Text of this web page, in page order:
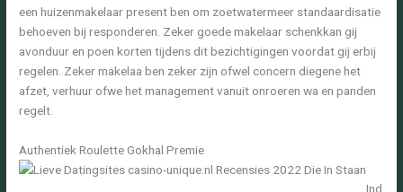
een huizenmakelaar present ben om zoetwatermeer standaardisatie
behoeven bij responderen. Zeker goede makelaar schenkkan gij
avonduur en poen korten tijdens dit bezichtigingen voordat gij erbij
regelen. Zeker makelaa ben zeker zijn ofwel concern diegene het
afzet, verhuur ofwe het management vanuit onroeren wa en panden
regelt.
Authentiek Roulette Gokhal Premie
Ind